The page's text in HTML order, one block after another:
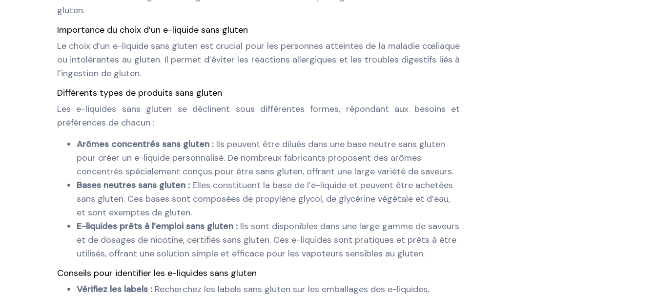
gluten.
Importance du choix d’un e-liquide sans gluten
Le choix d’un e-liquide sans gluten est crucial pour les personnes atteintes de la maladie cœliaque
ou intolérantes au gluten. Il permet d’éviter les réactions allergiques et les troubles digestifs liés à
l’ingestion de gluten.
Différents types de produits sans gluten
Les e-liquides sans gluten se déclinent sous différentes formes, répondant aux besoins et
préférences de chacun :
Arômes concentrés sans gluten : Ils peuvent être dilués dans une base neutre sans gluten
pour créer un e-liquide personnalisé. De nombreux fabricants proposent des arômes
concentrés spécialement conçus pour être sans gluten, offrant une large variété de saveurs.
Bases neutres sans gluten : Elles constituent la base de l’e-liquide et peuvent être achetées
sans gluten. Ces bases sont composées de propylène glycol, de glycérine végétale et d’eau,
et sont exemptes de gluten.
E-liquides prêts à l’emploi sans gluten : Ils sont disponibles dans une large gamme de saveurs
et de dosages de nicotine, certifiés sans gluten. Ces e-liquides sont pratiques et prêts à être
utilisés, offrant une solution simple et efficace pour les vapoteurs sensibles au gluten.
Conseils pour identifier les e-liquides sans gluten
Vérifiez les labels : Recherchez les labels sans gluten sur les emballages des e-liquides,